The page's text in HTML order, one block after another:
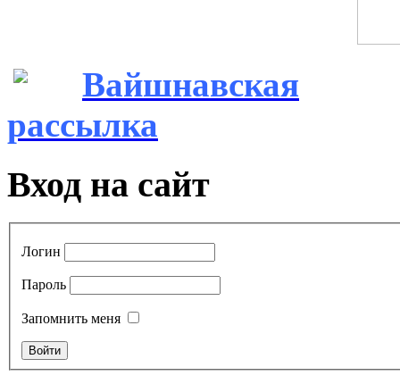
Вайшнавская
рассылка
Вход на сайт
Логин
Пароль
Запомнить меня